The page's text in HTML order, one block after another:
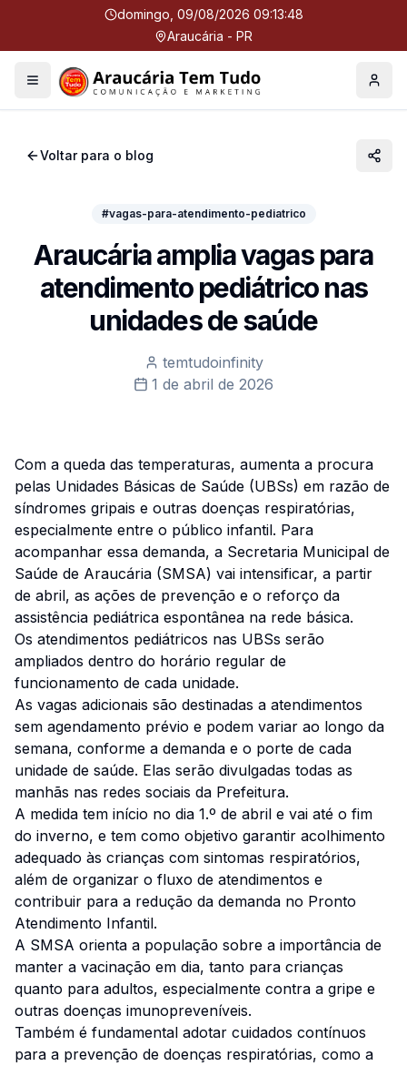
domingo, 09/08/2026 09:13:48
Araucária - PR
Menu Perfil
Voltar para o blog
#vagas-para-atendimento-pediatrico
Araucária amplia vagas para
atendimento pediátrico nas
unidades de saúde
temtudoinfinity
1 de abril de 2026
Com a queda das temperaturas, aumenta a procura
pelas Unidades Básicas de Saúde (UBSs) em razão de
síndromes gripais e outras doenças respiratórias,
especialmente entre o público infantil. Para
acompanhar essa demanda, a Secretaria Municipal de
Saúde de Araucária (SMSA) vai intensificar, a partir
de abril, as ações de prevenção e o reforço da
assistência pediátrica espontânea na rede básica.
Os atendimentos pediátricos nas UBSs serão
ampliados dentro do horário regular de
funcionamento de cada unidade.
As vagas adicionais são destinadas a atendimentos
sem agendamento prévio e podem variar ao longo da
semana, conforme a demanda e o porte de cada
unidade de saúde. Elas serão divulgadas todas as
manhãs nas redes sociais da Prefeitura.
A medida tem início no dia 1.º de abril e vai até o fim
do inverno, e tem como objetivo garantir acolhimento
adequado às crianças com sintomas respiratórios,
além de organizar o fluxo de atendimentos e
contribuir para a redução da demanda no Pronto
Atendimento Infantil.
A SMSA orienta a população sobre a importância de
manter a vacinação em dia, tanto para crianças
quanto para adultos, especialmente contra a gripe e
outras doenças imunopreveníveis.
Também é fundamental adotar cuidados contínuos
para a prevenção de doenças respiratórias, como a